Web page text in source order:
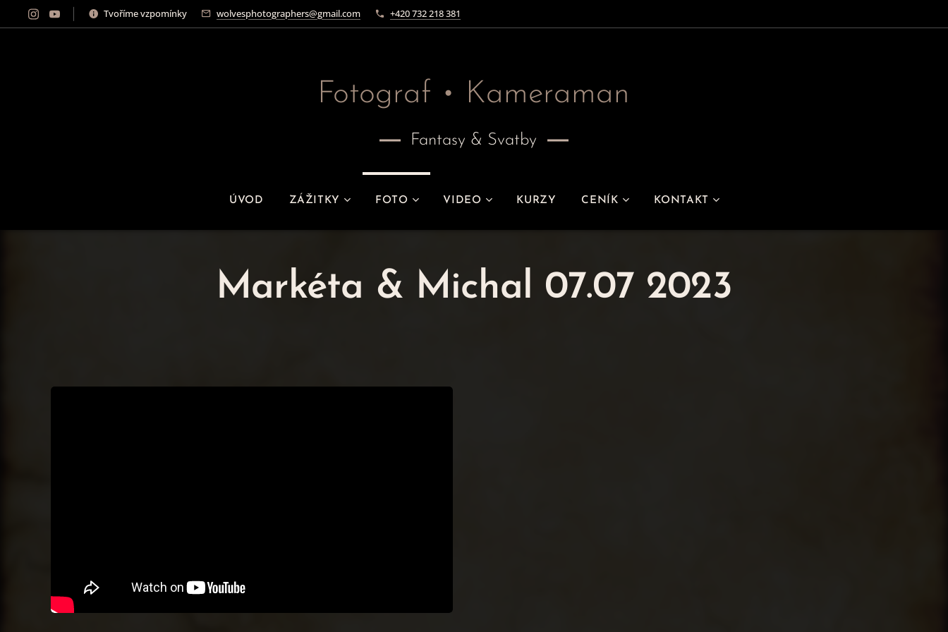
Tvoříme vzpomínky wolvesphotographers@gmail.com +420 732 218 381
Fotograf • Kameraman
Fantasy & Svatby
ÚVOD ZÁŽITKY FOTO VIDEO KURZY CENÍK KONTAKT
Markéta & Michal 07.07 2023